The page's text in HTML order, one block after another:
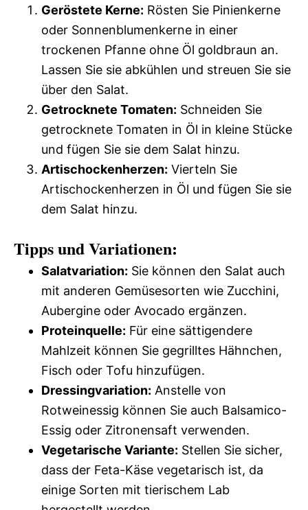
Geröstete Kerne: Rösten Sie Pinienkerne
oder Sonnenblumenkerne in einer
trockenen Pfanne ohne Öl goldbraun an.
Lassen Sie sie abkühlen und streuen Sie sie
über den Salat.
Getrocknete Tomaten: Schneiden Sie
getrocknete Tomaten in Öl in kleine Stücke
und fügen Sie sie dem Salat hinzu.
Artischockenherzen: Vierteln Sie
Artischockenherzen in Öl und fügen Sie sie
dem Salat hinzu.
Tipps und Variationen:
Salatvariation: Sie können den Salat auch
mit anderen Gemüsesorten wie Zucchini,
Aubergine oder Avocado ergänzen.
Proteinquelle: Für eine sättigendere
Mahlzeit können Sie gegrilltes Hähnchen,
Fisch oder Tofu hinzufügen.
Dressingvariation: Anstelle von
Rotweinessig können Sie auch Balsamico-
Essig oder Zitronensaft verwenden.
Vegetarische Variante: Stellen Sie sicher,
dass der Feta-Käse vegetarisch ist, da
einige Sorten mit tierischem Lab